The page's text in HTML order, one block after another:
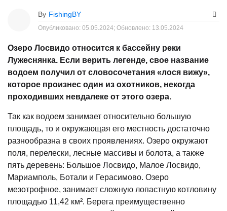
By FishingBY
Опубликовано: 05.05.2024; Обновлено: 13.05.2024
Озеро Лосвидо относится к бассейну реки
Лужеснянка. Если верить легенде, свое название
водоем получил от словосочетания «лося вижу»,
которое произнес один из охотников, некогда
проходивших невдалеке от этого озера.
Так как водоем занимает относительно большую
площадь, то и окружающая его местность достаточно
разнообразна в своих проявлениях. Озеро окружают
поля, перелески, лесные массивы и болота, а также
пять деревень: Большое Лосвидо, Малое Лосвидо,
Мариамполь, Ботали и Герасимово. Озеро
мезотрофное, занимает сложную лопастную котловину
площадью 11,42 км². Берега преимущественно